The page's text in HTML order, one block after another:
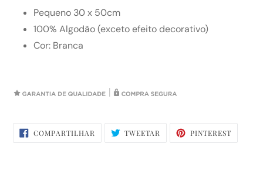
Pequeno 30 x 50cm
100% Algodão (exceto efeito decorativo)
Cor: Branca
COMPARTILHAR COMPARTILHAR
NO
TWEETAR TWEETARPINTERESTPIN